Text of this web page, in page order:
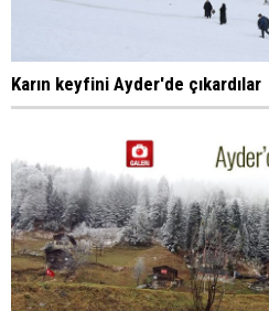
Karın keyfini Ayder'de çıkardılar